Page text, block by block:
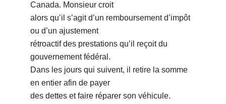
Canada. Monsieur croit
alors qu’il s’agit d’un remboursement d’impôt
ou d’un ajustement
rétroactif des prestations qu’il reçoit du
gouvernement fédéral.
Dans les jours qui suivent, il retire la somme
en entier afin de payer
des dettes et faire réparer son véhicule.